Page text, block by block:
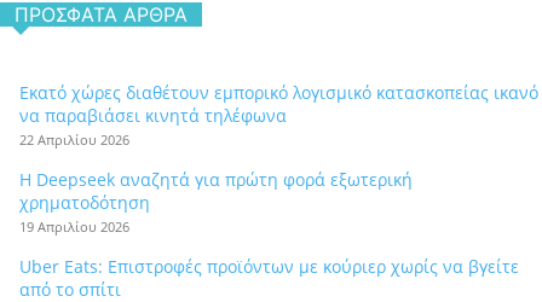
ΠΡΌΣΦΑΤΑ ΆΡΘΡΑ
Εκατό χώρες διαθέτουν εμπορικό λογισμικό κατασκοπείας ικανό
να παραβιάσει κινητά τηλέφωνα
22 Απριλίου 2026
Η Deepseek αναζητά για πρώτη φορά εξωτερική
χρηματοδότηση
19 Απριλίου 2026
Uber Eats: Επιστροφές προϊόντων με κούριερ χωρίς να βγείτε
από το σπίτι